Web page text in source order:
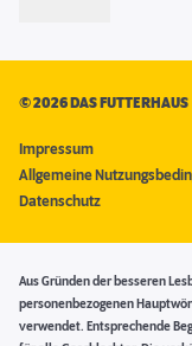
©2026 DAS FUTTERHAUS
Impressum
Allgemeine
Datenschutz
Aus Gründen der besseren
personenbezogenen
verwendet. Entsprechende